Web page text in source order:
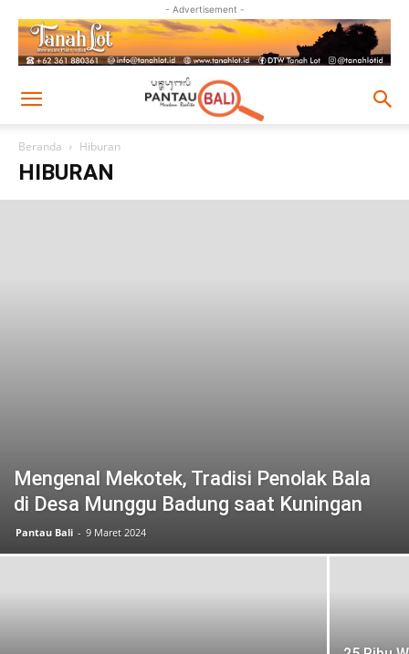
- Advertisement -
Beranda Hiburan
HIBURAN
Mengenal Mekotek, Tradisi Penolak Bala
di Desa Munggu Badung saat Kuningan
Pantau Bali - 9 Maret 2024